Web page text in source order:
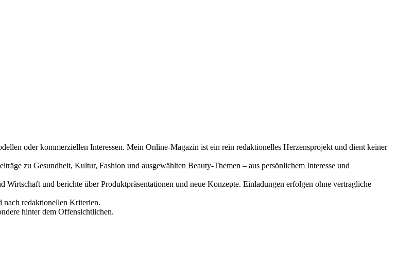
oder kommerziellen Interessen. Mein Online-Magazin ist ein rein redaktionelles Herzensprojekt und dient keiner
zu Gesundheit, Kultur, Fashion und ausgewählten Beauty-Themen – aus persönlichem Interesse und
und berichte über Produktpräsentationen und neue Konzepte. Einladungen erfolgen ohne vertragliche
nach redaktionellen Kriterien.
hinter dem Offensichtlichen.